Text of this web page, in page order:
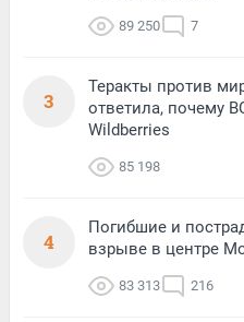
89 250 7
3
Теракты против
ответила, почему
Wildberries
85 198
4
Погибшие и
взрыве в центре
83 313 216